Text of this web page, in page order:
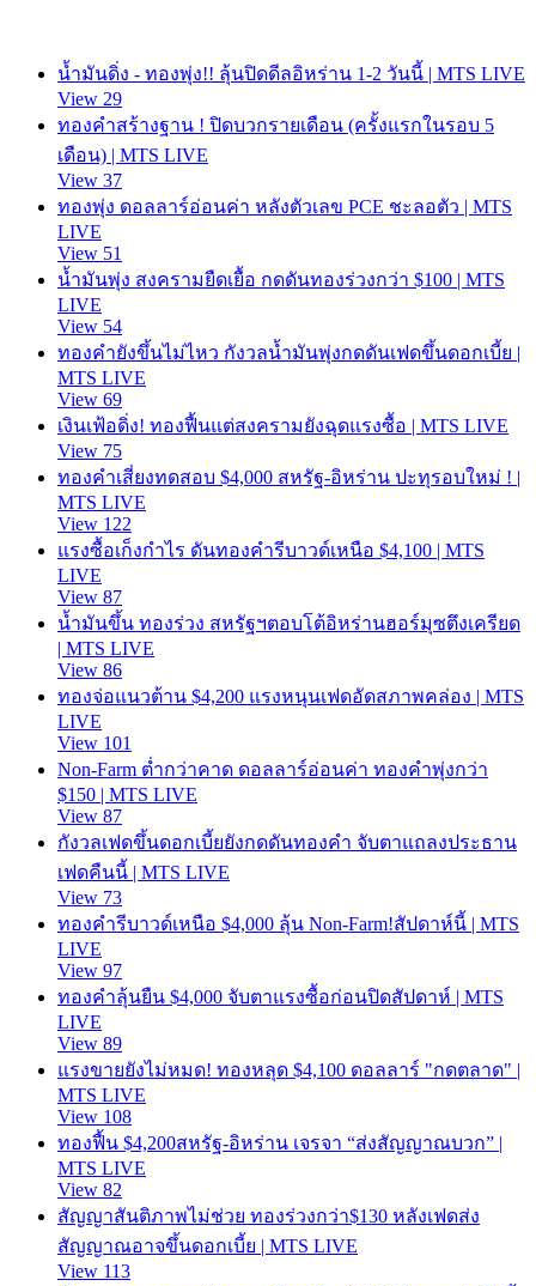
น้ำมันดิ่ง - ทองพุ่ง!! ลุ้นปิดดีลอิหร่าน 1-2 วันนี้ | MTS LIVE
View 29
ทองคำสร้างฐาน ! ปิดบวกรายเดือน (ครั้งแรกในรอบ 5
เดือน) | MTS LIVE
View 37
ทองพุ่ง ดอลลาร์อ่อนค่า หลังตัวเลข PCE ชะลอตัว | MTS
LIVE
View 51
น้ำมันพุ่ง สงครามยืดเยื้อ กดดันทองร่วงกว่า $100 | MTS
LIVE
View 54
ทองคำยังขึ้นไม่ไหว กังวลน้ำมันพุ่งกดดันเฟดขึ้นดอกเบี้ย |
MTS LIVE
View 69
เงินเฟ้อดิ่ง! ทองฟื้นแต่สงครามยังฉุดแรงซื้อ | MTS LIVE
View 75
ทองคำเสี่ยงทดสอบ $4,000 สหรัฐ-อิหร่าน ปะทุรอบใหม่ ! |
MTS LIVE
View 122
แรงซื้อเก็งกำไร ดันทองคำรีบาวด์เหนือ $4,100 | MTS
LIVE
View 87
น้ำมันขึ้น ทองร่วง สหรัฐฯตอบโต้อิหร่านฮอร์มุซตึงเครียด
| MTS LIVE
View 86
ทองจ่อแนวต้าน $4,200 แรงหนุนเฟดอัดสภาพคล่อง | MTS
LIVE
View 101
Non-Farm ต่ำกว่าคาด ดอลลาร์อ่อนค่า ทองคำพุ่งกว่า
$150 | MTS LIVE
View 87
กังวลเฟดขึ้นดอกเบี้ยยังกดดันทองคำ จับตาแถลงประธาน
เฟดคืนนี้ | MTS LIVE
View 73
ทองคำรีบาวด์เหนือ $4,000 ลุ้น Non-Farm!สัปดาห์นี้ | MTS
LIVE
View 97
ทองคำลุ้นยืน $4,000 จับตาแรงซื้อก่อนปิดสัปดาห์ | MTS
LIVE
View 89
แรงขายยังไม่หมด! ทองหลุด $4,100 ดอลลาร์ "กดตลาด" |
MTS LIVE
View 108
ทองฟื้น $4,200สหรัฐ-อิหร่าน เจรจา “ส่งสัญญาณบวก” |
MTS LIVE
View 82
สัญญาสันติภาพไม่ช่วย ทองร่วงกว่า$130 หลังเฟดส่ง
สัญญาณอาจขึ้นดอกเบี้ย | MTS LIVE
View 113